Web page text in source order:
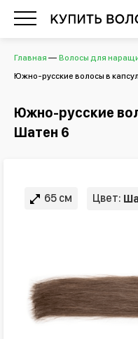
Главная
Волосы для
Южно-русские волосы в
Южно-русские
Шатен 6
65 см Цвет: